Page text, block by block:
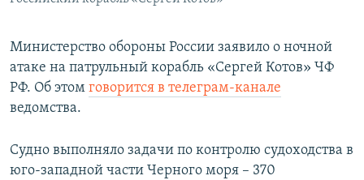
УКРАИНСКАЯ ПРОБЛЕМА КРЫМА
Министерство обороны России заявило о ночной
атаке на патрульный корабль «Сергей Котов» ЧФ
РФ. Об этом говорится в телеграм-канале
ведомства.
Судно выполняло задачи по контролю судоходства в
юго-западной части Черного моря – 370